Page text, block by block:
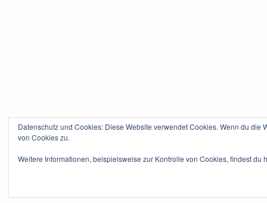
Datenschutz und Cookies: Diese Website verwendet Cookies. Wenn du die
von Cookies zu.
Weitere Informationen, beispielsweise zur Kontrolle von Cookies, findest du